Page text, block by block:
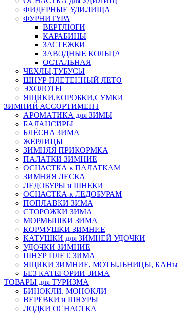
ФИДЕРНЫЕ УДИЛИЩА
ФУРНИТУРА
ВЕРТЛЮГИ
КАРАБИНЫ
ЗАСТЕЖКИ
ЗАВОДНЫЕ КОЛЬЦА
ОСТАЛЬНАЯ
ЧЕХЛЫ,ТУБУСЫ
ШНУР ПЛЕТЕННЫЙ ЛЕТО
ЭХОЛОТЫ
ЯЩИКИ,КОРОБКИ,СУМКИ
ЗИМНИЙ АССОРТИМЕНТ
АРОМАТИКА для ЗИМЫ
БАЛАНСИРЫ
БЛЁСНА ЗИМА
ЖЕРЛИЦЫ
ЗИМНЯЯ ПРИКОРМКА
ПАЛАТКИ ЗИМНИЕ
ОСНАСТКА к ПАЛАТКАМ
ЗИМНЯЯ ЛЕСКА
ЛЕДОБУРЫ и ШНЕКИ
ОСНАСТКА к ЛЕДОБУРАМ
ПОПЛАВКИ ЗИМА
СТОРОЖКИ ЗИМА
МОРМЫШКИ ЗИМА
КОРМУШКИ ЗИМНИЕ
КАТУШКИ для ЗИМНЕЙ УДОЧКИ
УДОЧКИ ЗИМНИЕ
ШНУР ПЛЕТ. ЗИМА
ЯЩИКИ ЗИМНИЕ, МОТЫЛЬНИЦЫ, КАНы
БЕЗ КАТЕГОРИИ ЗИМА
ТОВАРЫ для ТУРИЗМА
БИНОКЛИ, МОНОКЛИ
ВЕРЁВКИ и ШНУРЫ
ЛОДКИ ОСНАСТКА